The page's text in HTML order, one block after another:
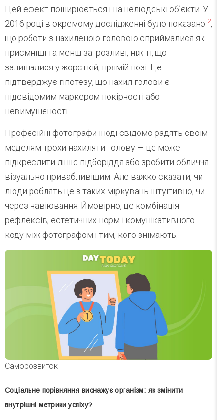
Цей ефект поширюється і на нелюдські об’єкти. У
2016 році в окремому дослідженні було показано 2,
що роботи з нахиленою головою сприймалися як
приємніші та менш загрозливі, ніж ті, що
залишалися у жорсткій, прямій позі. Це
підтверджує гіпотезу, що нахил голови є
підсвідомим маркером покірності або
невимушеності.
Професійні фотографи іноді свідомо радять своїм
моделям трохи нахиляти голову — це може
підкреслити лінію підборіддя або зробити обличчя
візуально привабливішим. Але важко сказати, чи
люди роблять це з таких міркувань інтуїтивно, чи
через навіювання. Ймовірно, це комбінація
рефлексів, естетичних норм і комунікативного
коду між фотографом і тим, кого знімають.
Саморозвиток
Соціальне порівняння виснажує організм: як змінити
внутрішні метрики успіху?